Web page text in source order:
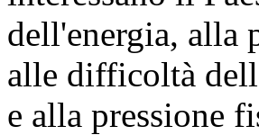
dell'energia, alla
alle difficoltà
e alla pressione